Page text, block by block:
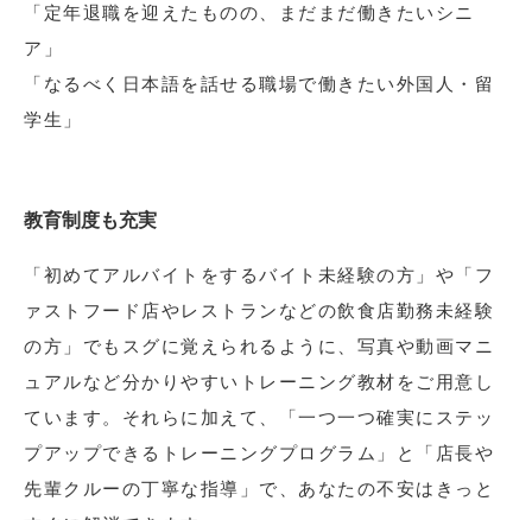
「定年退職を迎えたものの、まだまだ働きたいシニ
ア」
「なるべく日本語を話せる職場で働きたい外国人・留
学生」
教育制度も充実
「初めてアルバイトをするバイト未経験の方」や「フ
ァストフード店やレストランなどの飲食店勤務未経験
の方」でもスグに覚えられるように、写真や動画マニ
ュアルなど分かりやすいトレーニング教材をご用意し
ています。それらに加えて、「一つ一つ確実にステッ
プアップできるトレーニングプログラム」と「店長や
先輩クルーの丁寧な指導」で、あなたの不安はきっと